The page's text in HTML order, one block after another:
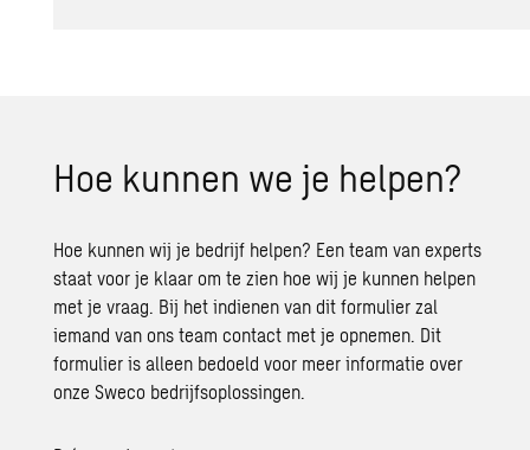
Hoe kunnen we je helpen?
Hoe kunnen wij je bedrijf helpen? Een team van experts
staat voor je klaar om te zien hoe wij je kunnen helpen
met je vraag. Bij het indienen van dit formulier zal
iemand van ons team contact met je opnemen. Dit
formulier is alleen bedoeld voor meer informatie over
onze Sweco bedrijfsoplossingen.